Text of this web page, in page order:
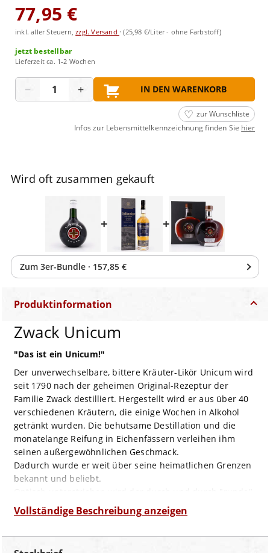
77,95 €
inkl. aller Steuern,zzgl. Versand ·(25,98 €/Liter - ohne Farbstoff)
jetzt bestellbar
Lieferzeit ca. 1-2 Wochen
− + IN DEN WARENKORB
zur Wunschliste
Infos zur Lebensmittelkennzeichnung finden Sie hier
Wird oft zusammen gekauft
+ +
Zum 3er-Bundle · 157,85 €
Produktinformation
Zwack Unicum
"Das ist ein Unicum!"
Der unverwechselbare, bittere Kräuter-Likör Unicum wird
seit 1790 nach der geheimen Original-Rezeptur der
Familie Zwack destilliert. Hergestellt wird er aus über 40
verschiedenen Kräutern, die einige Wochen in Alkohol
getränkt wurden. Die behutsame Destillation und die
monatelange Reifung in Eichenfässern verleihen ihm
seinen außergewöhnlichen Geschmack.
Dadurch wurde er weit über seine heimatlichen Grenzen
bekannt und beliebt.
Geschmack des UNICUM von der unverwechselbaren
Kugelflasche, die ein rotes Emblem mit goldenem Kreuz
Vollständige Beschreibung anzeigen